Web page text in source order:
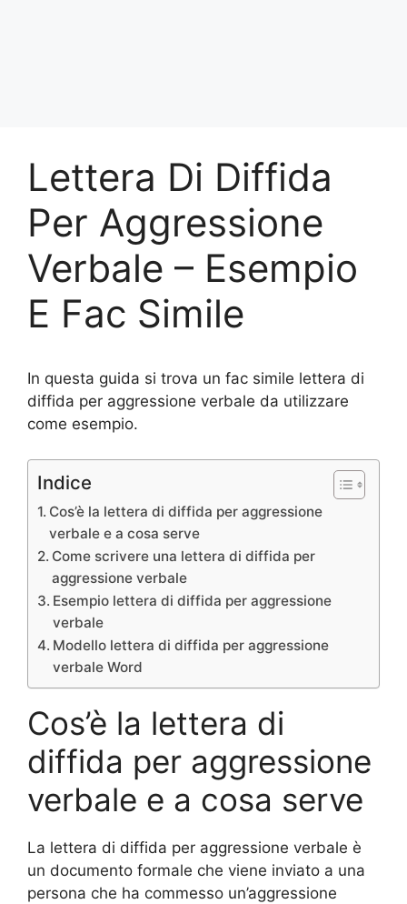
Lettera Di Diffida
Per Aggressione
Verbale – Esempio
E Fac Simile
In questa guida si trova un fac simile lettera di
diffida per aggressione verbale da utilizzare
come esempio.
Indice
Cos’è la lettera di diffida per aggressione
verbale e a cosa serve
Come scrivere una lettera di diffida per
aggressione verbale
Esempio lettera di diffida per aggressione
verbale
Modello lettera di diffida per aggressione
verbale Word
Cos’è la lettera di
diffida per aggressione
verbale e a cosa serve
La lettera di diffida per aggressione verbale è
un documento formale che viene inviato a una
persona che ha commesso un’aggressione